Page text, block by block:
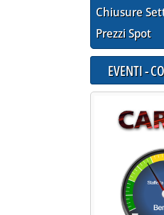
Chiusure
Prezzi Spot
EVENTI -